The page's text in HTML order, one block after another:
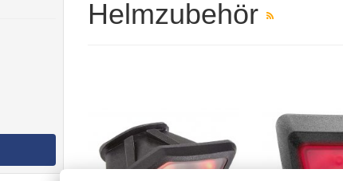
Helmzubehör